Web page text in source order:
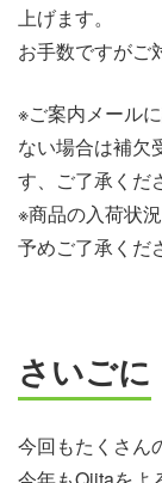
上げます。
お手数ですがご
※ご案内メール
ない場合は補欠
す、ご了承くだ
※商品の入荷状
予めご了承くだ
さいごに
今回もたくさん